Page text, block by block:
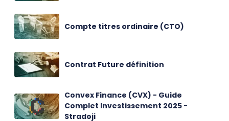
Compte titres ordinaire (CTO)
Contrat Future définition
Convex Finance (CVX) - Guide
Complet Investissement 2025 -
Stradoji